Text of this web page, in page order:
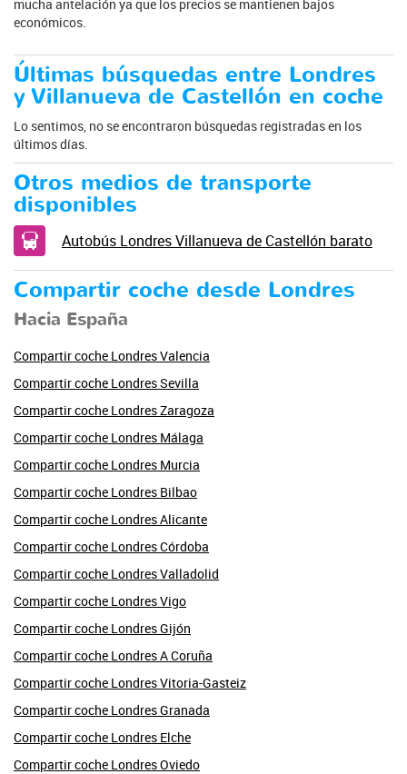
mucha antelación ya que los precios se mantienen bajos
económicos.
Últimas búsquedas entre Londres
y Villanueva de Castellón en coche
Lo sentimos, no se encontraron búsquedas registradas en los
últimos días.
Otros medios de transporte
disponibles
Autobús Londres Villanueva de Castellón barato
Compartir coche desde Londres
Hacia España
Compartir coche Londres Valencia
Compartir coche Londres Sevilla
Compartir coche Londres Zaragoza
Compartir coche Londres Málaga
Compartir coche Londres Murcia
Compartir coche Londres Bilbao
Compartir coche Londres Alicante
Compartir coche Londres Córdoba
Compartir coche Londres Valladolid
Compartir coche Londres Vigo
Compartir coche Londres Gijón
Compartir coche Londres A Coruña
Compartir coche Londres Vitoria-Gasteiz
Compartir coche Londres Granada
Compartir coche Londres Elche
Compartir coche Londres Oviedo